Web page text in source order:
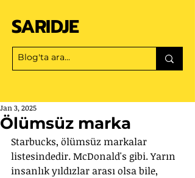
SARIDJE
Ölümsüz marka
Jan 3, 2025
Starbucks, ölümsüz markalar
listesindedir. McDonald's gibi. Yarın
insanlık yıldızlar arası olsa bile,